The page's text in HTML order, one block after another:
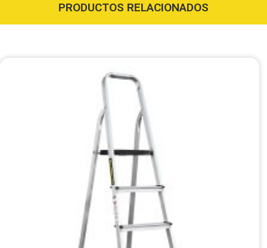
PRODUCTOS RELACIONADOS